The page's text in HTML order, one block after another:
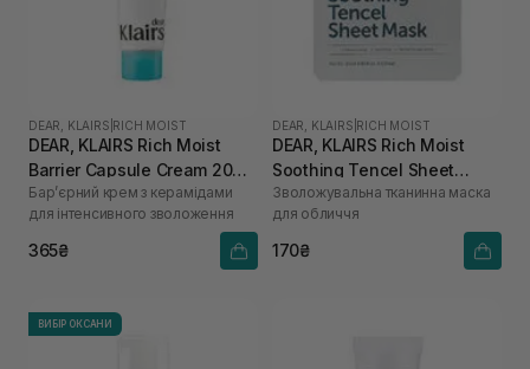
DEAR, KLAIRS RICH MOIST
DEAR, KLAIRS Rich Moist
Barrier Capsule Cream 20
мл
Бар’єрний крем з керамідами
для інтенсивного зволоження
365₴
DEAR, KLAIRS RICH MOIST
DEAR, KLAIRS Rich Moist
Soothing Tencel Sheet
Mask 1 шт
Зволожувальна тканинна маска
для обличчя
170₴
ВИБІР ОКСАНИ